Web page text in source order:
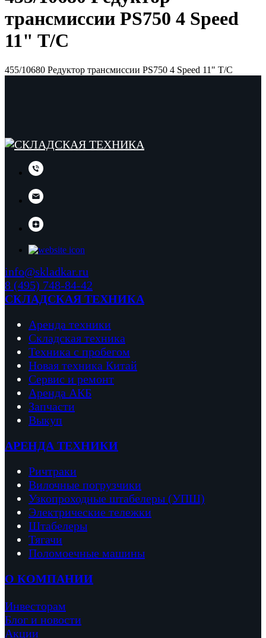
трансмиссии PS750 4 Speed
11" T/C
455/10680 Редуктор трансмиссии PS750 4 Speed 11" T/C
info@skladkar.ru
8 (495) 748-84-42
СКЛАДСКАЯ ТЕХНИКА
Аренда техники
Складская техника
Техника с пробегом
Новая техника Китай
Сервис и ремонт
Аренда АКБ
Запчасти
Выкуп
АРЕНДА ТЕХНИКИ
Ричтраки
Вилочные погрузчики
Узкопроходные штабелеры (УПШ)
Электрические тележки
Штабелеры
Тягачи
Поломоечные машины
О КОМПАНИИ
Инвесторам
Блог и новости
Акции